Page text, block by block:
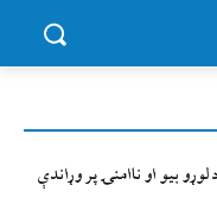
بیو او ناامنۍ پر وړاندې